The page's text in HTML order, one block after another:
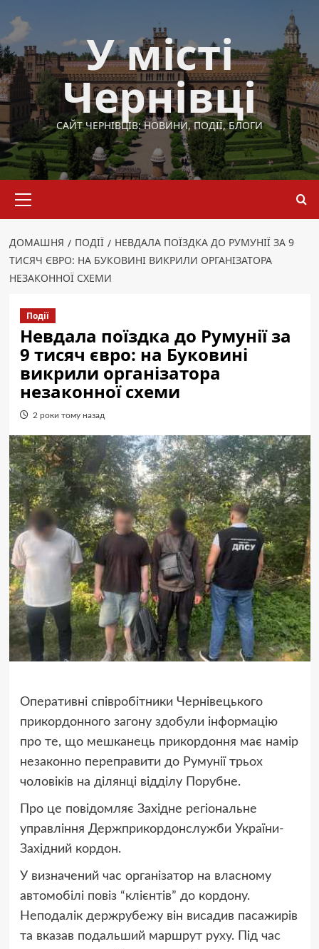
до
вмісту
У місті
Чернівці
САЙТ ЧЕРНІВЦІВ: НОВИНИ, ПОДІЇ, БЛОГИ
меню
ДОМАШНЯ ПОДІЇ
НЕВДАЛА ПОЇЗДКА ДО РУМУНІЇ ЗА 9
ТИСЯЧ ЄВРО: НА БУКОВИНІ ВИКРИЛИ ОРГАНІЗАТОРА
НЕЗАКОННОЇ СХЕМИ
Події
Невдала поїздка до Румунії за
9 тисяч євро: на Буковині
викрили організатора
незаконної схеми
2 роки тому назад
Оперативні співробітники Чернівецького
прикордонного загону здобули інформацію
про те, що мешканець прикордоння має намір
незаконно переправити до Румунії трьох
чоловіків на ділянці відділу Порубне.
Про це повідомляє Західне регіональне
управління Держприкордонслужби України-
Західний кордон.
У визначений час організатор на власному
автомобілі повіз “клієнтів” до кордону.
Неподалік держрубежу він висадив пасажирів
та вказав подальший маршрут руху. Під час